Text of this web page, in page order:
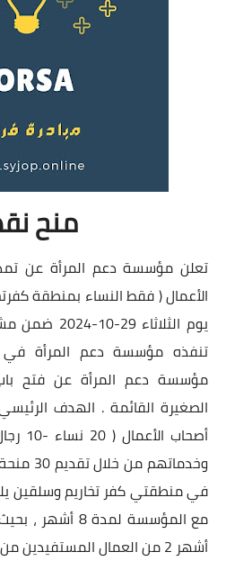
منح
تعلن مؤسسة دعم المرأة عن
الأعمال ( فقط النساء بمنطقة
يوم
تنفذه مؤسسة دعم المرأة في
مؤسسة دعم المرأة عن فتح
الصغيرة القائمة . الهدف
في منطقتي كفر تخاريم وسلقين
مع المؤسسة
أشهر 2 من العمال المستفيدين من نشاط النقد مقابل العمل .